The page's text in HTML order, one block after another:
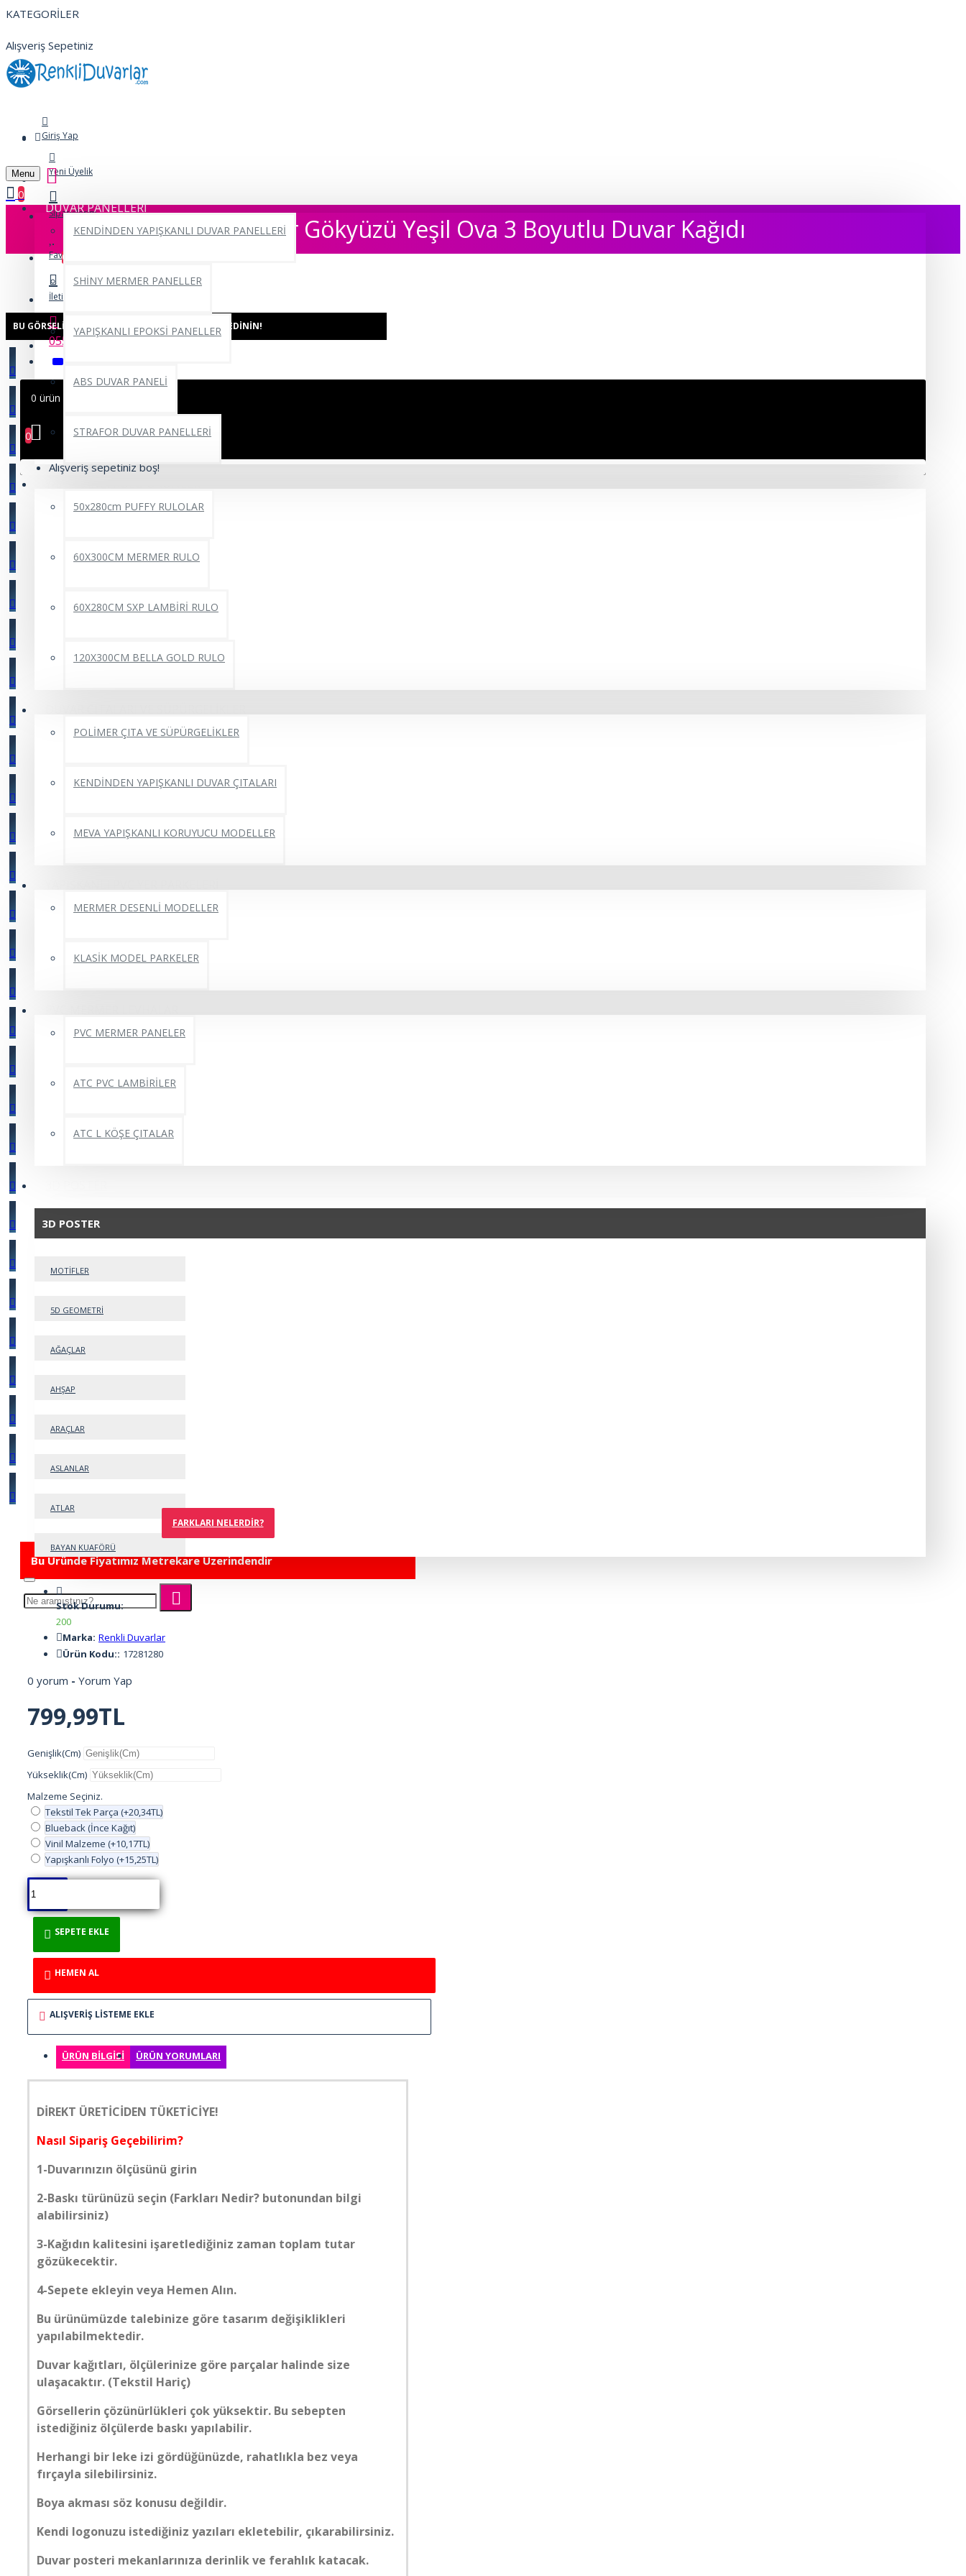
KATEGORİLER
Alışveriş Sepetiniz
Giriş Yap
Yeni Üyelik
Siparişlerim
Favorilerim
0
İletişim
0552 662 22 69
0 ürün - 0,00TL
0
Alışveriş sepetiniz boş!
DUVAR PANELLERİ
KENDİNDEN YAPIŞKANLI DUVAR PANELLERİ
SHİNY MERMER PANELLER
YAPIŞKANLI EPOKSİ PANELLER
ABS DUVAR PANELİ
STRAFOR DUVAR PANELLERİ
50x280cm PUFFY RULOLAR
60X300CM MERMER RULO
60X280CM SXP LAMBİRİ RULO
120X300CM BELLA GOLD RULO
POLİMER ÇITA VE SÜPÜRGELİKLER
KENDİNDEN YAPIŞKANLI DUVAR ÇITALARI
MEVA YAPIŞKANLI KORUYUCU MODELLER
MERMER DESENLİ MODELLER
KLASİK MODEL PARKELER
PVC MERMER PANELER
ATC PVC LAMBİRİLER
ATC L KÖŞE ÇITALAR
3D POSTER
MOTİFLER
5D GEOMETRİ
AĞAÇLAR
AHŞAP
ARAÇLAR
ASLANLAR
ATLAR
BAYAN KUAFÖRÜ
BEBEK
CAFE
DERİNLİK
DİNİ
GÖKYÜZÜ
GÜN BATIMI
HAYVANLAR
KIZ ÇOCUK
KÖPRÜ
MERMER
MOBİLYA
PALMİYE
PENCERE
ŞEHİR SİMGE LERİ
SPOR SALONU
TARİH
Menu
0
Ağaçlar Gökyüzü Yeşil Ova 3 Boyutlu Duvar Kağıdı
BU GÖRSELI AŞAĞIDAKI ODALARDA GÖRÜN, FIKIR EDININ!
FARKLARI NELERDIR?
Bu Üründe Fiyatımız Metrekare Üzerindendir
Stok Durumu:
200
Marka: Renkli Duvarlar
Ürün Kodu:: 17281280
0 yorum - Yorum Yap
799,99TL
Genişlik(Cm)
Yükseklik(Cm)
Malzeme Seçiniz.
Tekstil Tek Parça (+20,34TL)
Blueback (İnce Kağıt)
Vinil Malzeme (+10,17TL)
Yapışkanlı Folyo (+15,25TL)
SEPETE EKLE
HEMEN AL
ALIŞVERIŞ LISTEME EKLE
ÜRÜN BILGISI ÜRÜN YORUMLARI
DİREKT ÜRETİCİDEN TÜKETİCİYE!
Nasıl Sipariş Geçebilirim?
1-Duvarınızın ölçüsünü girin
2-Baskı türünüzü seçin (Farkları Nedir? butonundan bilgi
alabilirsiniz)
3-Kağıdın kalitesini işaretlediğiniz zaman toplam tutar
gözükecektir.
4-Sepete ekleyin veya Hemen Alın.
Bu ürünümüzde talebinize göre tasarım değişiklikleri
yapılabilmektedir.
Duvar kağıtları, ölçülerinize göre parçalar halinde size
ulaşacaktır. (Tekstil Hariç)
Görsellerin çözünürlükleri çok yüksektir. Bu sebepten
istediğiniz ölçülerde baskı yapılabilir.
Herhangi bir leke izi gördüğünüzde, rahatlıkla bez veya
fırçayla silebilirsiniz.
Boya akması söz konusu değildir.
Kendi logonuzu istediğiniz yazıları ekletebilir, çıkarabilirsiniz.
Duvar posteri mekanlarınıza derinlik ve ferahlık katacak.